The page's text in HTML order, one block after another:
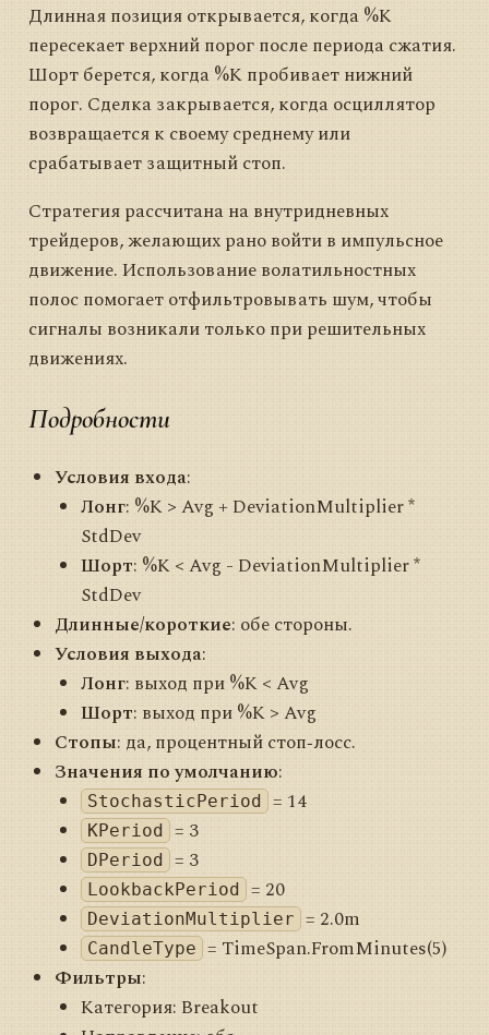
Длинная позиция открывается, когда %K
пересекает верхний порог после периода сжатия.
Шорт берется, когда %K пробивает нижний
порог. Сделка закрывается, когда осциллятор
возвращается к своему среднему или
срабатывает защитный стоп.
Стратегия рассчитана на внутридневных
трейдеров, желающих рано войти в импульсное
движение. Использование волатильностных
полос помогает отфильтровывать шум, чтобы
сигналы возникали только при решительных
движениях.
Подробности
Условия входа:
Лонг: %K > Avg + DeviationMultiplier *
StdDev
Шорт: %K < Avg - DeviationMultiplier *
StdDev
Длинные/короткие: обе стороны.
Условия выхода:
Лонг: выход при %K < Avg
Шорт: выход при %K > Avg
Стопы: да, процентный стоп‑лосс.
Значения по умолчанию:
StochasticPeriod = 14
KPeriod = 3
DPeriod = 3
LookbackPeriod = 20
DeviationMultiplier = 2.0m
CandleType = TimeSpan.FromMinutes(5)
Фильтры:
Категория: Breakout